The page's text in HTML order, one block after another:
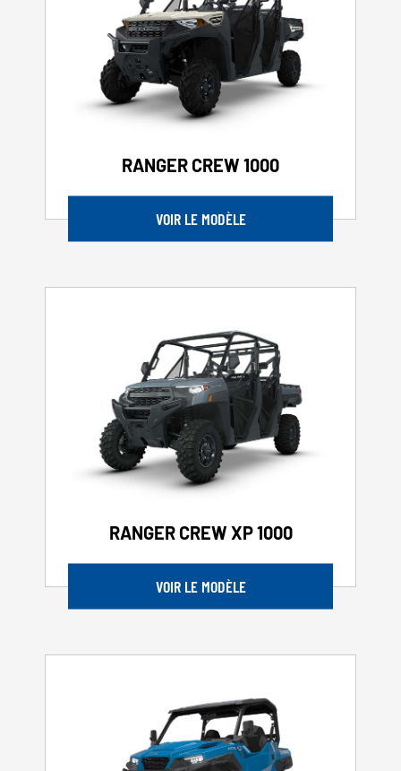
RANGER CREW 1000
VOIR LE MODÈLE
RANGER CREW XP 1000
VOIR LE MODÈLE